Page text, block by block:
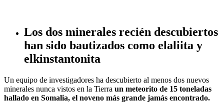
Los dos minerales recién descubiertos
han sido bautizados como elaliita y
elkinstantonita
Un equipo de investigadores ha descubierto al menos dos nuevos
minerales nunca vistos en la Tierra un meteorito de 15 toneladas
hallado en Somalia, el noveno más grande jamás encontrado.